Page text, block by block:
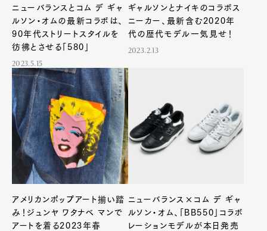
ニューバランスとコム デ ギャ
ルソン・オムの最新コラボは、
90年代ストリートスタイルを
彷彿とさせる「580」
2023.5.15
ギャルソンとナイキのコラボス
ニーカー、最新含む2020年
代の歴代モデル一気見せ！
2023.2.13
アメリカンポップアート揃い踏
み！ジュンヤ ワタナベ マンで
アートを着る2023年春
ニューバランス×コム デ ギャ
ルソン・オム、「BB550」コラボ
レーションモデルが本日発売